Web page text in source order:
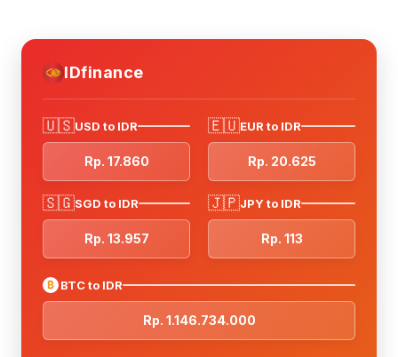
IDfinance
🇺🇸USD to IDR
Rp. 17.860
🇪🇺EUR to IDR
Rp. 20.625
🇸🇬SGD to IDR
Rp. 13.957
🇯🇵JPY to IDR
Rp. 113
₿ BTC to IDR
Rp. 1.146.734.000